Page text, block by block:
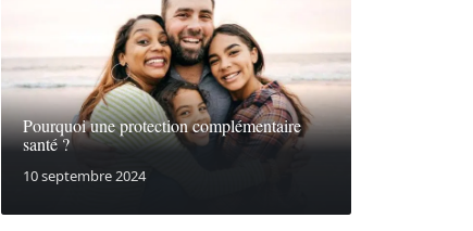
Pourquoi une protection complémentaire
santé ?
10 septembre 2024